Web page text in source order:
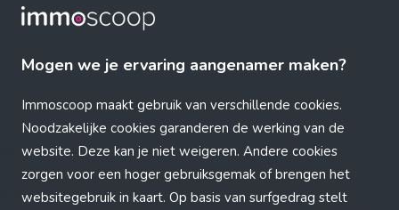
Mogen we je ervaring aangenamer maken?
Immoscoop maakt gebruik van verschillende cookies.
Noodzakelijke cookies garanderen de werking van de
website. Deze kan je niet weigeren. Andere cookies
zorgen voor een hoger gebruiksgemak of brengen het
websitegebruik in kaart. Op basis van surfgedrag stelt
Application error: a client-side exception has occurred (see the
browser console for more information)